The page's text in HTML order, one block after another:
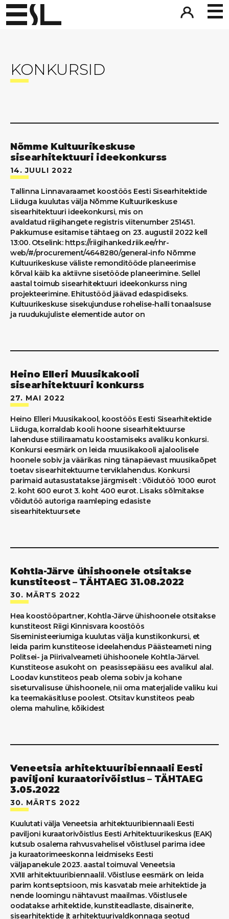
KONKURSID
Nõmme Kultuurikeskuse
sisearhitektuuri ideekonkurss
14. JUULI 2022
Tallinna Linnavaraamet koostöös Eesti Sisearhitektide
Liiduga kuulutas välja Nõmme Kultuurikeskuse
sisearhitektuuri ideekonkursi, mis on
avaldatud riigihangete registris viitenumber 251451.
Pakkumuse esitamise tähtaeg on 23. augustil 2022 kell
13:00. Otselink: https://riigihanked.riik.ee/rhr-
web/#/procurement/4648280/general-info Nõmme
Kultuurikeskuse väliste remonditööde planeerimise
kõrval käib ka aktiivne sisetööde planeerimine. Sellel
aastal toimub sisearhitektuuri ideekonkurss ning
projekteerimine. Ehitustööd jäävad edaspidiseks.
Kultuurikeskuse sisekujunduse rohelise-halli tonaalsuse
ja ruudukujuliste elementide autor on
Heino Elleri Muusikakooli
sisearhitektuuri konkurss
27. MAI 2022
Heino Elleri Muusikakool, koostöös Eesti Sisearhitektide
Liiduga, korraldab kooli hoone sisearhitektuurse
lahenduse stiiliraamatu koostamiseks avaliku konkursi.
Konkursi eesmärk on leida muusikakooli ajaloolisele
hoonele sobiv ja väärikas ning tänapäevast muusikaõpet
toetav sisearhitektuurne terviklahendus. Konkursi
parimaid autasustatakse järgmiselt : Võidutöö 1000 eurot
2. koht 600 eurot 3. koht 400 eurot. Lisaks sõlmitakse
võidutöö autoriga raamleping edasiste
sisearhitektuursete
Kohtla-Järve ühishoonele otsitakse
kunstiteost – TÄHTAEG 31.08.2022
30. MÄRTS 2022
Hea koostööpartner, Kohtla-Järve ühishoonele otsitakse
kunstiteost Riigi Kinnisvara koostöös
Siseministeeriumiga kuulutas välja kunstikonkursi, et
leida parim kunstiteose ideelahendus Päästeameti ning
Politsei- ja Piirivalveameti ühishoonele Kohtla-Järvel.
Kunstiteose asukoht on peasissepääsu ees avalikul alal.
Loodav kunstiteos peab olema sobiv ja kohane
siseturvalisuse ühishoonele, nii oma materjalide valiku kui
ka teemakäsitluse poolest. Otsitav kunstiteos peab
olema mahuline, kõikidest
Veneetsia arhitektuuribiennaali Eesti
paviljoni kuraatorivõistlus – TÄHTAEG
3.05.2022
30. MÄRTS 2022
Kuulutati välja Veneetsia arhitektuuribiennaali Eesti
paviljoni kuraatorivõistlus Eesti Arhitektuurikeskus (EAK)
kutsub osalema rahvusvahelisel võistlusel parima idee
ja kuraatorimeeskonna leidmiseks Eesti
väljapanekule 2023. aastal toimuval Veneetsia
XVIII arhitektuuribiennaalil. Võistluse eesmärk on leida
parim kontseptsioon, mis kasvatab meie arhitektide ja
nende loomingu nähtavust maailmas. Võistlusele
oodatakse arhitektide, kunstiteadlaste, disainerite,
sisearhitektide jt arhitektuurivaldkonnaga seotud